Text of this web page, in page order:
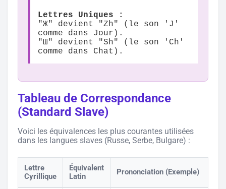
Lettres Uniques :
"Ж" devient "Zh" (le son 'J'
comme dans Jour).
"Ш" devient "Sh" (le son 'Ch'
comme dans Chat).
Tableau de Correspondance
(Standard Slave)
Voici les équivalences les plus courantes utilisées
dans les langues slaves (Russe, Serbe, Bulgare) :
Lettre
Cyrillique
Équivalent
Latin
Prononciation (Exemple)